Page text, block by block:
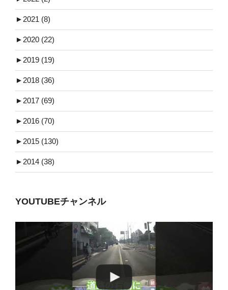
► 2021 (8)
► 2020 (22)
► 2019 (19)
► 2018 (36)
► 2017 (69)
► 2016 (70)
► 2015 (130)
► 2014 (38)
YOUTUBEチャンネル